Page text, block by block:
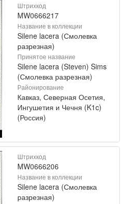
Штрихкод
MW0666217
Название в коллекции
Silene lacera (Смолевка
разрезная)
Принятое название
Silene lacera (Steven) Sims
(Смолевка разрезная)
Районирование
Кавказ, Северная Осетия,
Ингушетия и Чечня (K1c)
(Россия)
Штрихкод
MW0666206
Название в коллекции
Silene lacera (Смолевка
разрезная)